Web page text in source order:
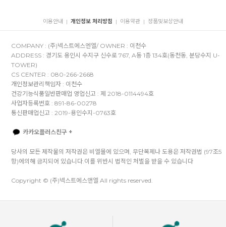
이용안내 | 개인정보 처리방침 | 이용약관 | 정품및보상안내
COMPANY : (주)넥스트에스엔엘/ OWNER : 이천수
ADDRESS : 경기도 용인시 수지구 신수로 767, A동 1층 134호(동천동, 분당수지 U-
TOWER)
CS CENTER : 080-266-2668
개인정보관리책임자 : 이천수
건강기능식품일반판매업 영업신고 : 제 2018-0114494호
사업자등록번호 : 891-86-00278
통신판매업신고 : 2019-용인수지-0763호
카카오플러스친구 +
당사의 모든 제작물의 저작권은 비엘몰에 있으며, 무단복제나 도용은 저작권법 (97조5
항)에의해 금지되어 있습니다.이를 위반시 법적인 처벌을 받을 수 있습니다
Copyright © (주)넥스트에스앤엘 All rights reserved.